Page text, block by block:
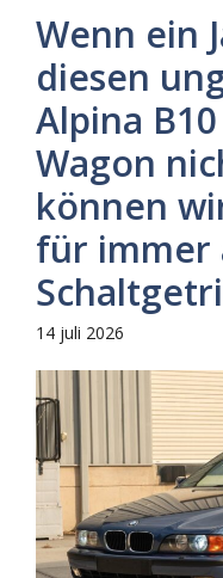
Wenn ein
diesen
Alpina
Wagon
können
für immer
14 juli 2026